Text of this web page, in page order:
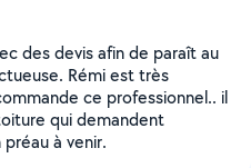
des devis afin de paraît au
Rémi est très
ce professionnel.. il
qui demandent
à venir.